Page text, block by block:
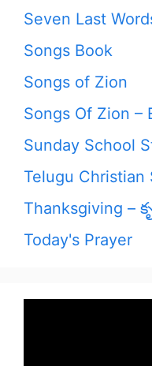
Seven Last
Songs Book
Songs of Zion
Songs Of Zion –
Sunday School
Telugu Christian
Thanksgiving –
Today's Prayer